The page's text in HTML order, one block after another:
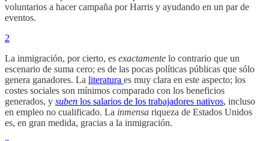
voluntarios a hacer campaña por Harris y ayudando en un par de
eventos.
2
La inmigración, por cierto, es exactamente lo contrario que un
escenario de suma cero; es de las pocas políticas públicas que sólo
genera ganadores. La literatura es muy clara en este aspecto; los
costes sociales son mínimos comparado con los beneficios
generados, y suben los salarios de los trabajadores nativos, incluso
en empleo no cualificado. La inmensa riqueza de Estados Unidos
es, en gran medida, gracias a la inmigración.